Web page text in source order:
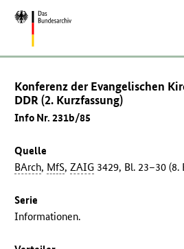
Zur
Konferenz der Evangelischen
DDR (2. Kurzfassung)
Info Nr. 231b/85
Quelle
BArch, MfS,ZAIG 3429, Bl. 23–30 (8.
Serie
Informationen.